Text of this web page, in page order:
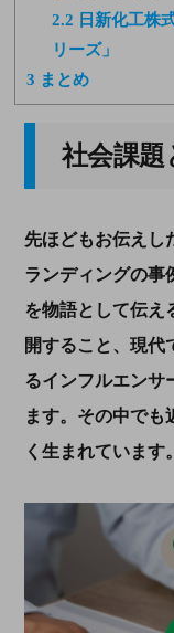
2.2 日新化工株
リーズ」
3 まとめ
社会課
先ほどもお伝えし
ランディングの事
を物語として伝え
開すること、現代
るインフルエンサ
ます。その中でも
く生まれています。